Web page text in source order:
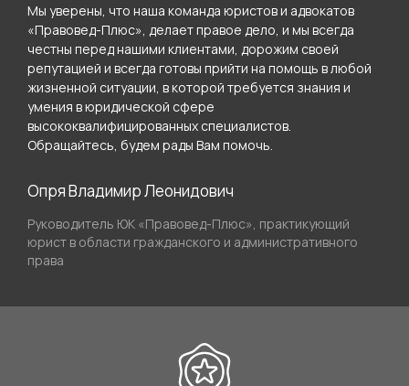
Мы уверены, что наша команда юристов и адвокатов
«Правовед-Плюс», делает правое дело, и мы всегда
честны перед нашими клиентами, дорожим своей
репутацией и всегда готовы прийти на помощь в любой
жизненной ситуации, в которой требуется знания и
умения в юридической сфере
высококвалифицированных специалистов.
Обращайтесь, будем рады Вам помочь.
Опря Владимир Леонидович
Руководитель ЮК «Правовед-Плюс», практикующий
юрист в области гражданского и административного
права